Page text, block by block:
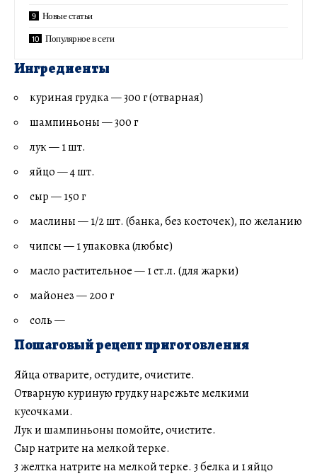
Новые статьи
Популярное в сети
Ингредиенты
куриная грудка — 300 г (отварная)
шампиньоны — 300 г
лук — 1 шт.
яйцо — 4 шт.
сыр — 150 г
маслины — 1/2 шт. (банка, без косточек), по желанию
чипсы — 1 упаковка (любые)
масло растительное — 1 ст.л. (для жарки)
майонез — 200 г
соль —
Пошаговый рецепт приготовления
Яйца отварите, остудите, очистите.
Отварную куриную грудку нарежьте мелкими
кусочками.
Лук и шампиньоны помойте, очистите.
Сыр натрите на мелкой терке.
3 желтка натрите на мелкой терке. 3 белка и 1 яйцо